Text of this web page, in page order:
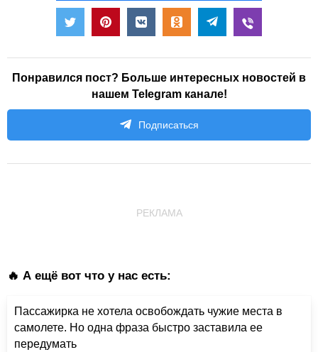
Понравился пост? Больше интересных новостей в
нашем Telegram канале!
Подписаться
РЕКЛАМА
🔥 А ещё вот что у нас есть:
Пассажирка не хотела освобождать чужие места в
самолете. Но одна фраза быстро заставила ее
передумать